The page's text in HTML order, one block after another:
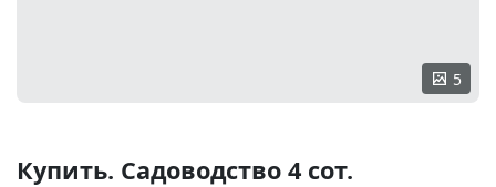
5
Купить. Садоводство 4 сот.